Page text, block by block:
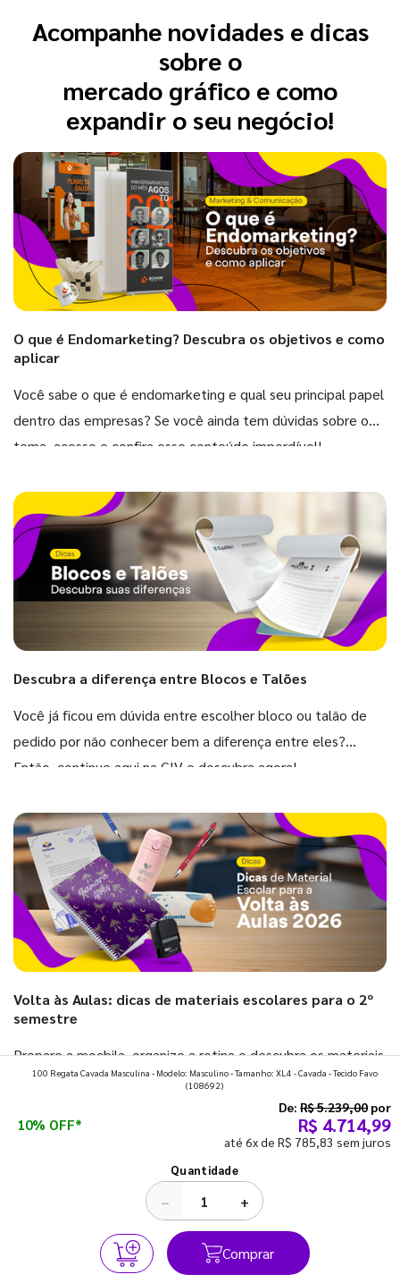
Acompanhe novidades e dicas
sobre o
mercado gráfico e como
expandir o seu negócio!
O que é Endomarketing? Descubra os objetivos e como
aplicar
Você sabe o que é endomarketing e qual seu principal papel
dentro das empresas? Se você ainda tem dúvidas sobre o
tema, acesse e confira esse conteúdo imperdível!
Descubra a diferença entre Blocos e Talões
Você já ficou em dúvida entre escolher bloco ou talão de
pedido por não conhecer bem a diferença entre eles?
Então, continue aqui na GIV e descubra agora!
Volta às Aulas: dicas de materiais escolares para o 2º
semestre
Prepare a mochila, organize a rotina e descubra os materiais
que fazem toda diferença para começar o segundo
100 Regata Cavada Masculina - Modelo: Masculino - Tamanho: XL4 - Cavada - Tecido Favo
(108692)
10% OFF*
De: R$ 5.239,00 por
R$ 4.714,99
até 6x de R$ 785,83 sem juros
Quantidade
− +
Comprar